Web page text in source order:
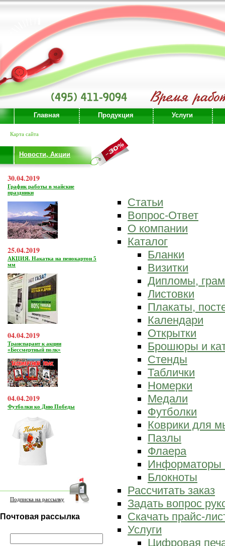
Главная Продукция Услуги
Карта сайта
Новости, Акции
30.04.2019
График работы в майские
праздники
25.04.2019
АКЦИЯ. Накатка на пенокартон 5
мм
04.04.2019
Транспарант к акции
«Бессмертный полк»
04.04.2019
Футболки ко Дню Победы
Подписка на рассылку
Почтовая рассылка
Статьи
Вопрос-Ответ
О компании
Каталог
Бланки
Визитки
Дипломы,
Листовки
Плакаты,
Календари
Открытки
Брошюры и
Стенды
Таблички
Номерки
Медали
Футболки
Коврики для
Пазлы
Флаера
Информаторы
Блокноты
Рассчитать заказ
Задать вопрос
Скачать прайс-
Услуги
Цифровая